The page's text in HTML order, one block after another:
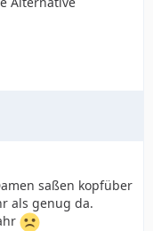
saßen kopfüber
als genug da.